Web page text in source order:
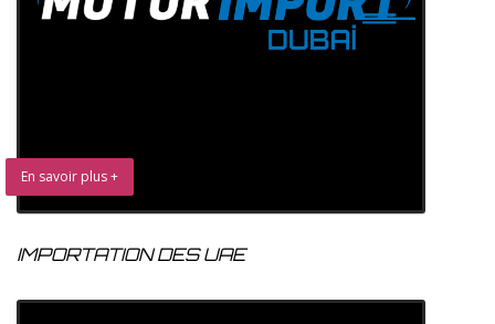
En savoir plus +
IMPORTATION DES UAE